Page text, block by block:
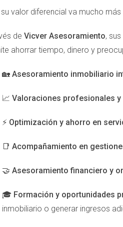
esenciales como energía,
y un enfoque
estás listo para dar el siguiente
valor diferencial va mucho
de Vicver Asesoramiento,
ahorrar tiempo, dinero y
🏡 Asesoramiento inmobiliario
📈 Valoraciones profesionales
⚡ Optimización y ahorro en
📑 Acompañamiento en
🤝 Asesoramiento financiero y
🎓 Formación y oportunidades
inmobiliario o generar ingresos